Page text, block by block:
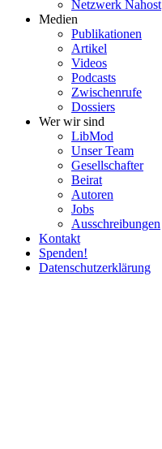
Netzwerk Nahost
Medien
Publi­ka­tionen
Artikel
Videos
Podcasts
Zwischenrufe
Dossiers
Wer wir sind
LibMod
Unser Team
Gesell­schafter
Beirat
Autoren
Jobs
Ausschrei­bungen
Kontakt
Spenden!
Daten­schutz­er­klärung